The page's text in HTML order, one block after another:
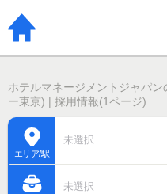
ホテルマネージメントジャパ
ー東京) | 採用情報(1ページ)
エリア/駅
未選択
未選択